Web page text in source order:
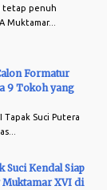
tetap penuh
Muktamar...
Formatur
9 Tokoh yang
Tapak Suci Putera
Suci Kendal Siap
XVI di